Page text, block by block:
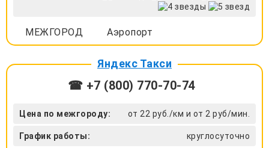
МЕЖГОРОД Аэропорт
Яндекс Такси
☎ +7 (800) 770-70-74
Цена по межгороду: от 22 руб./км и от 2 руб/мин.
График работы: круглосуточно